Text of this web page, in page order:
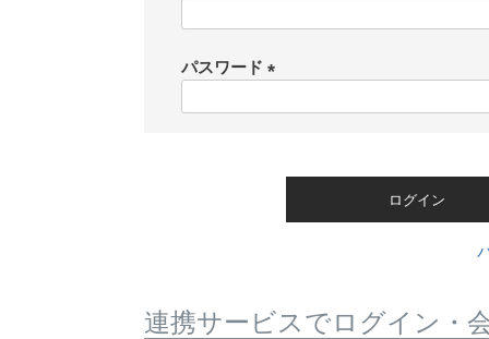
パスワード
ログイン
連携サービスでログイン・